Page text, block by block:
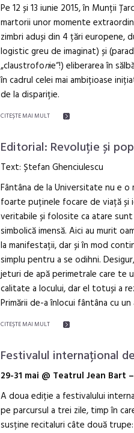
Pe 12 și 13 iunie 2015, în Munții
martorii unor momente
zimbri aduși din 4 țări
logistic greu de imaginat) și
„claustrofonie“!) eliberarea în
în cadrul celei mai ambițioase
de la dispariție.
CITEŞTE MAI MULT
Editorial: Revoluție și
Text: Ștefan Ghenciulescu
Fântâna de la Universitate nu e
foarte puținele focare de viață
veritabile și folosite ca atare
simbolică imensă. Aici au murit
la manifestații, dar și în mod
simplu pentru a se odihni.
jeturi de apă perimetrale care te
calitate a locului, dar el totuși a
Primării de-a înlocui fântâna cu un
CITEŞTE MAI MULT
Festivalul internațional
29-31 mai @ Teatrul Jean Bart
A doua ediție a festivalului
pe parcursul a trei zile, timp în
susține recitaluri câte două trupe: